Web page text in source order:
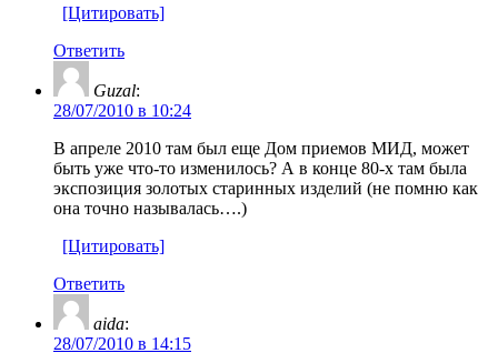
[Цитировать]
Ответить
Guzal:
28/07/2010 в 10:24
В апреле 2010 там был еще Дом приемов МИД, может
быть уже что-то изменилось? А в конце 80-х там была
экспозиция золотых старинных изделий (не помню как
она точно называлась….)
[Цитировать]
Ответить
aida:
28/07/2010 в 14:15